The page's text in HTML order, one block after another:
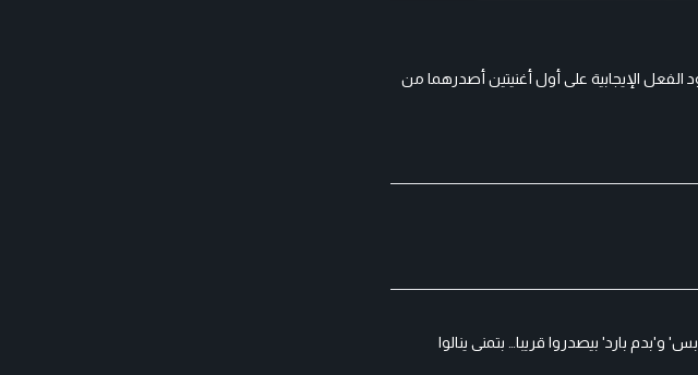
الإيجابية على أول أغنيتين أصدرهما من
بارد' بيصدروا قريبا… بتمنى ينالوا